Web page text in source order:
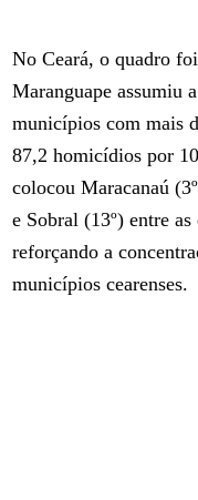
No Ceará, o quadro
Maranguape assumiu
municípios com mais
87,2 homicídios por
colocou Maracanaú
e Sobral (13º) entre
reforçando a
municípios cearenses.